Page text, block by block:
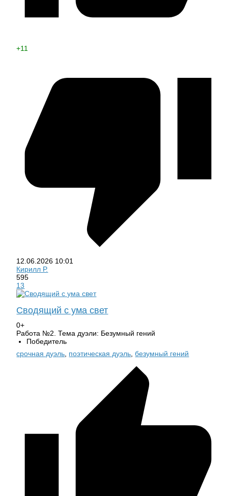
+11
12.06.2026 10:01
Кирилл Р.
595
13
Сводящий с ума свет
0+
Работа №2. Тема дуэли: Безумный гений
Победитель
срочная дуэль поэтическая дуэль ,безумный гений